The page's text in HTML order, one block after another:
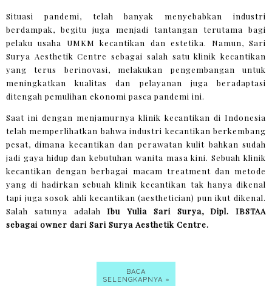
Situasi pandemi, telah banyak menyebabkan industri
berdampak, begitu juga menjadi tantangan terutama bagi
pelaku usaha UMKM kecantikan dan estetika. Namun, Sari
Surya Aesthetik Centre sebagai salah satu klinik kecantikan
yang terus berinovasi, melakukan pengembangan untuk
meningkatkan kualitas dan pelayanan juga beradaptasi
ditengah pemulihan ekonomi pasca pandemi ini.
Saat ini dengan menjamurnya klinik kecantikan di Indonesia
telah memperlihatkan bahwa industri kecantikan berkembang
pesat, dimana kecantikan dan perawatan kulit bahkan sudah
jadi gaya hidup dan kebutuhan wanita masa kini. Sebuah klinik
kecantikan dengan berbagai macam treatment dan metode
yang di hadirkan sebuah klinik kecantikan tak hanya dikenal
tapi juga sosok ahli kecantikan (aesthetician) pun ikut dikenal.
Salah satunya adalahIbu Yulia Sari Surya, Dipl. IBSTAA
sebagai owner dari Sari Surya Aesthetik Centre.
BACA
SELENGKAPNYA »